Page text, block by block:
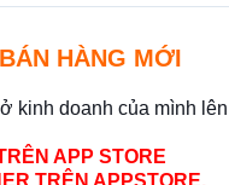
HÀNG MỚI
kinh doanh của mình
APP STORE